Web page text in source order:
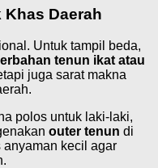
Daerah
Untuk tampil beda,
tenun ikat atau
juga sarat makna
polos untuk laki-laki,
outer tenun di
anyaman kecil agar